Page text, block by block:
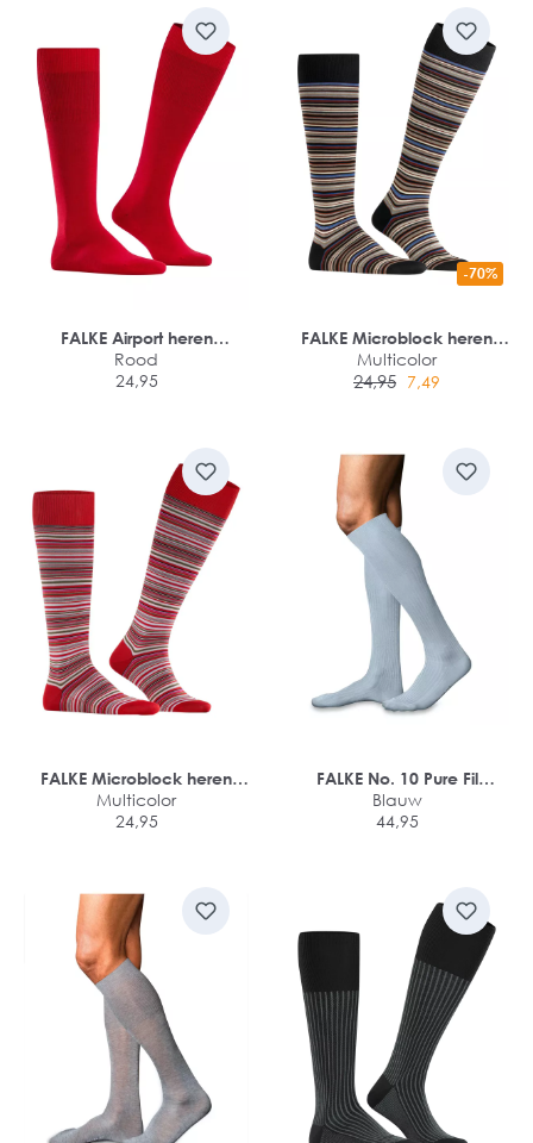
FALKE Airport heren
kniekousen
Rood
24,95
-70%
FALKE Microblock heren
kniekousen
Multicolor
24,95 7,49
FALKE Microblock heren
kniekousen
Multicolor
24,95
FALKE No. 10 Pure Fil
d'Ecosse heren kniekousen
Blauw
44,95